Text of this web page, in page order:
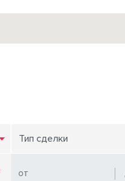
Тип сделки